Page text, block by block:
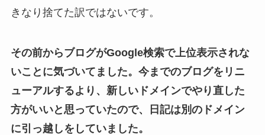
きなり捨てた訳ではないです。
その前からブログがGoogle検索で上位表示されな
いことに気づいてました。今までのブログをリニ
ューアルするより、新しいドメインでやり直した
方がいいと思っていたので、日記は別のドメイン
に引っ越しをしていました。